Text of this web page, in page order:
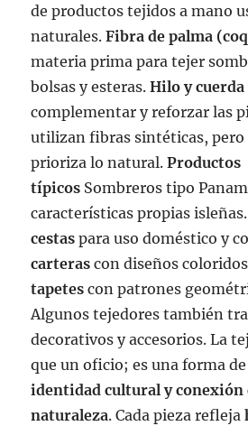
de productos tejidos a mano
naturales.Fibra de palma
materia prima para tejer
bolsas y esteras.Hilo y
complementar y reforzar las
utilizan fibras sintéticas,
prioriza lo natural.Productos
típicos Sombreros tipo Panam
características propias
cestas para uso doméstico y
carteras con diseños
tapetes con patrones
Algunos tejedores también
decorativos y accesorios. La
que un oficio; es una forma
identidad cultural y conexión
naturaleza. Cada pieza refleja